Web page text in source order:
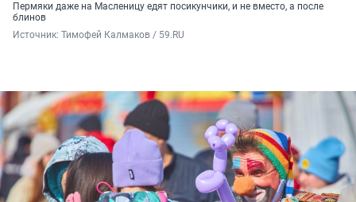
Пермяки даже на Масленицу едят посикунчики, и не вместо, а после
блинов
Источник: Тимофей Калмаков / 59.RU